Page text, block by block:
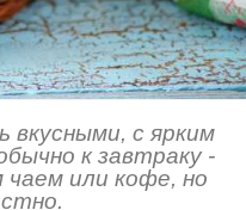
вкусными, с ярким
к завтраку -
чаем или кофе, но